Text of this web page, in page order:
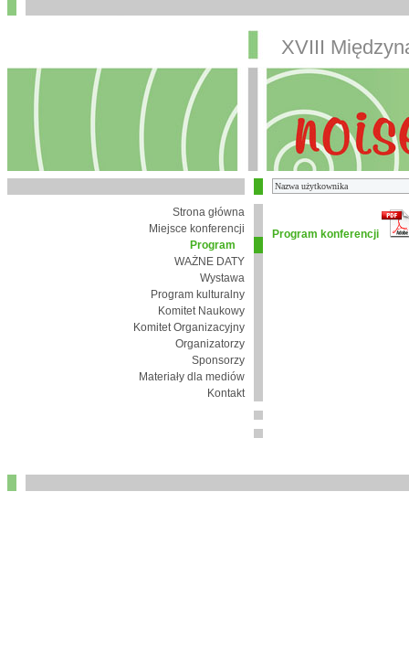
XVIII
Strona główna
Miejsce konferencji
Program
WAŻNE DATY
Wystawa
Program kulturalny
Komitet Naukowy
Komitet Organizacyjny
Organizatorzy
Sponsorzy
Materiały dla mediów
Kontakt
Program konferencji